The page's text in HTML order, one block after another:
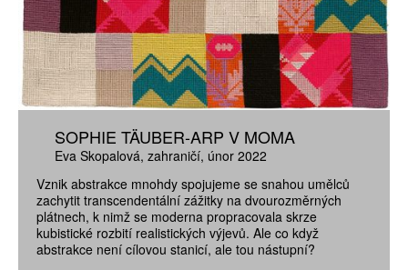
SOPHIE TÄUBER-ARP V MOMA
Eva Skopalová zahraničí únor 2022
Vznik abstrakce mnohdy spojujeme se snahou umělců
zachytit transcendentální zážitky na dvourozměrných
plátnech, k nimž se moderna propracovala skrze
kubistické rozbití realistických výjevů. Ale co když
abstrakce není cílovou stanicí, ale tou nástupní?